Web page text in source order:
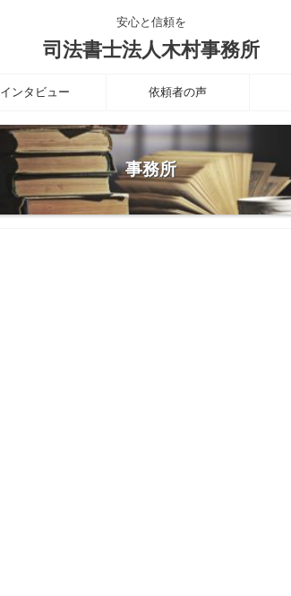
安心と信頼を
司法書士法人木村事務所
インタビュー 依頼者の声
事務所